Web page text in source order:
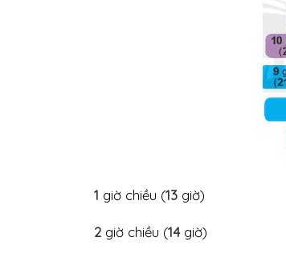
1 giờ chiều (13 giờ)
2 giờ chiều (14 giờ)